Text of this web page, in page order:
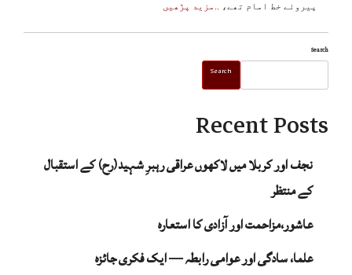
پیروئے خط امام تھے، ..مزید پڑھیں
Search
Search
Recent Posts
نجف اور کربلا میں لاکھوں عراقی رہبرِ شہید(رح) کے استقبال
کے منتظر
عاشور،مزاحمت اور آزادی کا استعارہ
علما، سادگی اور عوامی رابطہ — ایک فکری جائزہ